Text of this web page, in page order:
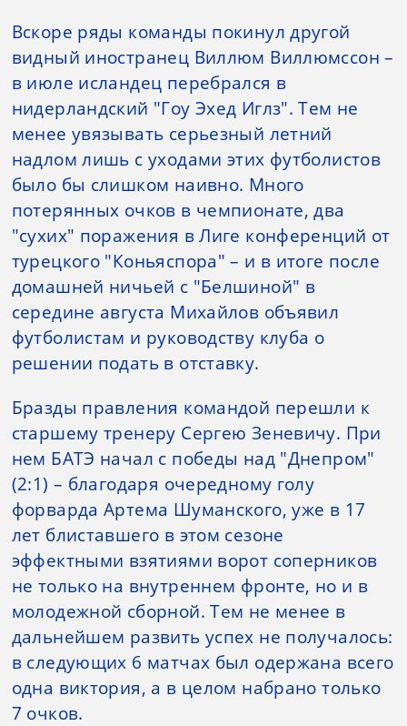
Вскоре ряды команды покинул другой
видный иностранец Виллюм Виллюмссон –
в июле исландец перебрался в
нидерландский "Гоу Эхед Иглз". Тем не
менее увязывать серьезный летний
надлом лишь с уходами этих футболистов
было бы слишком наивно. Много
потерянных очков в чемпионате, два
"сухих" поражения в Лиге конференций от
турецкого "Коньяспора" – и в итоге после
домашней ничьей с "Белшиной" в
середине августа Михайлов объявил
футболистам и руководству клуба о
решении подать в отставку.
Бразды правления командой перешли к
старшему тренеру Сергею Зеневичу. При
нем БАТЭ начал с победы над "Днепром"
(2:1) – благодаря очередному голу
форварда Артема Шуманского, уже в 17
лет блиставшего в этом сезоне
эффектными взятиями ворот соперников
не только на внутреннем фронте, но и в
молодежной сборной. Тем не менее в
дальнейшем развить успех не получалось:
в следующих 6 матчах был одержана всего
одна виктория, а в целом набрано только
7 очков.